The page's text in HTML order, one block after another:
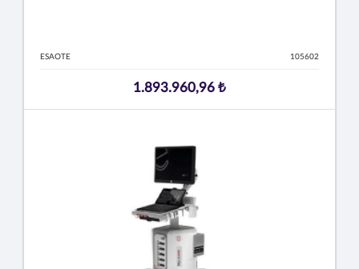
ESAOTE 105602
1.893.960,96 ₺